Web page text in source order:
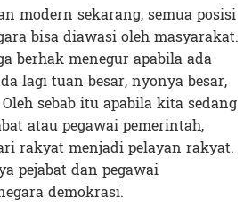
modern sekarang, semua posisi
bisa diawasi oleh masyarakat.
berhak menegur apabila ada
lagi tuan besar, nyonya besar,
sebab itu apabila kita sedang
atau pegawai pemerintah,
rakyat menjadi pelayan rakyat.
pejabat dan pegawai
demokrasi.